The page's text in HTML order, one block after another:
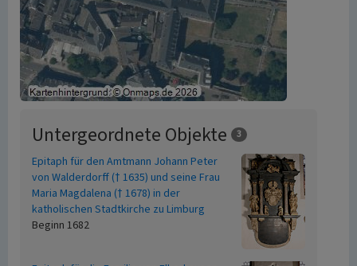
Untergeordnete Objekte 3
Epitaph für den Amtmann Johann Peter
von Walderdorff († 1635) und seine Frau
Maria Magdalena († 1678) in der
katholischen Stadtkirche zu Limburg
Beginn 1682